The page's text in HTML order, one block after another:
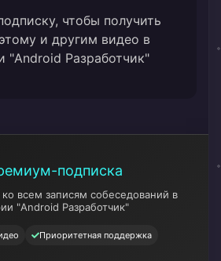
чтобы получить
и другим видео в
"Android Разработчик"
подписка
всем записям собеседований в
"Android Разработчик"
Приоритетная поддержка